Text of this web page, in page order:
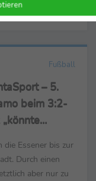
Fußball
– 5.
beim 3:2-
die Essener bis zur
Durch einen
aber nur zu